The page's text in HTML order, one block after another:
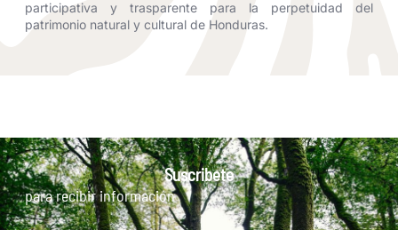
participativa y trasparente para la perpetuidad del
patrimonio natural y cultural de Honduras.
Suscribete
para recibir información